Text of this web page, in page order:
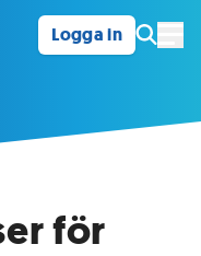
Logga in
för